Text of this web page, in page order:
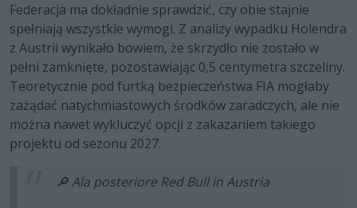
Federacja ma dokładnie sprawdzić, czy obie stajnie
spełniają wszystkie wymogi. Z analizy wypadku Holendra
z Austrii wynikało bowiem, że skrzydło nie zostało w
pełni zamknięte, pozostawiając 0,5 centymetra szczeliny.
Teoretycznie pod furtką bezpieczeństwa FIA mogłaby
zażądać natychmiastowych środków zaradczych, ale nie
można nawet wykluczyć opcji z zakazaniem takiego
projektu od sezonu 2027.
🔎 Ala posteriore Red Bull in Austria